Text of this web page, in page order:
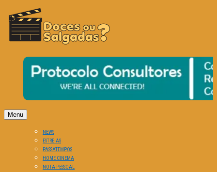
DOCES OU SALGADAS?
O Cinema? Uma Paixão!!
Menu
NEWS
ESTREIAS
PASSATEMPOS
HOME CINEMA
NOTA PESSOAL